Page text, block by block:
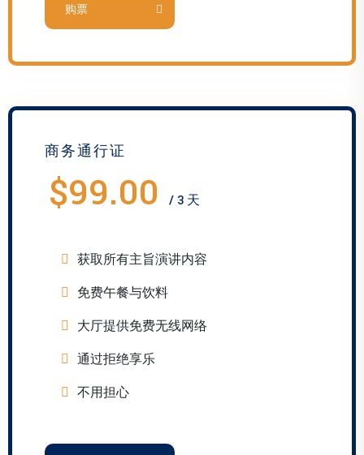
购票
商务通行证
$99.00 / 3 天
获取所有主旨演讲内容
免费午餐与饮料
大厅提供免费无线网络
通过拒绝享乐
不用担心